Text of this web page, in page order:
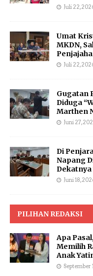
Juli 22,
Umat
MKDN,
Juli 22,
Gugatan
Diduga
Marthen
Juni 27,
Di
Napang
Juni 18,
PILIHAN REDAKSI
Apa
Memilih
Anak
September